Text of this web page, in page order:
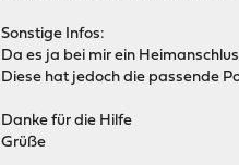
Sonstige Infos:
Da es ja bei mir ein
Diese hat jedoch die passende
Danke für die Hilfe
Grüße